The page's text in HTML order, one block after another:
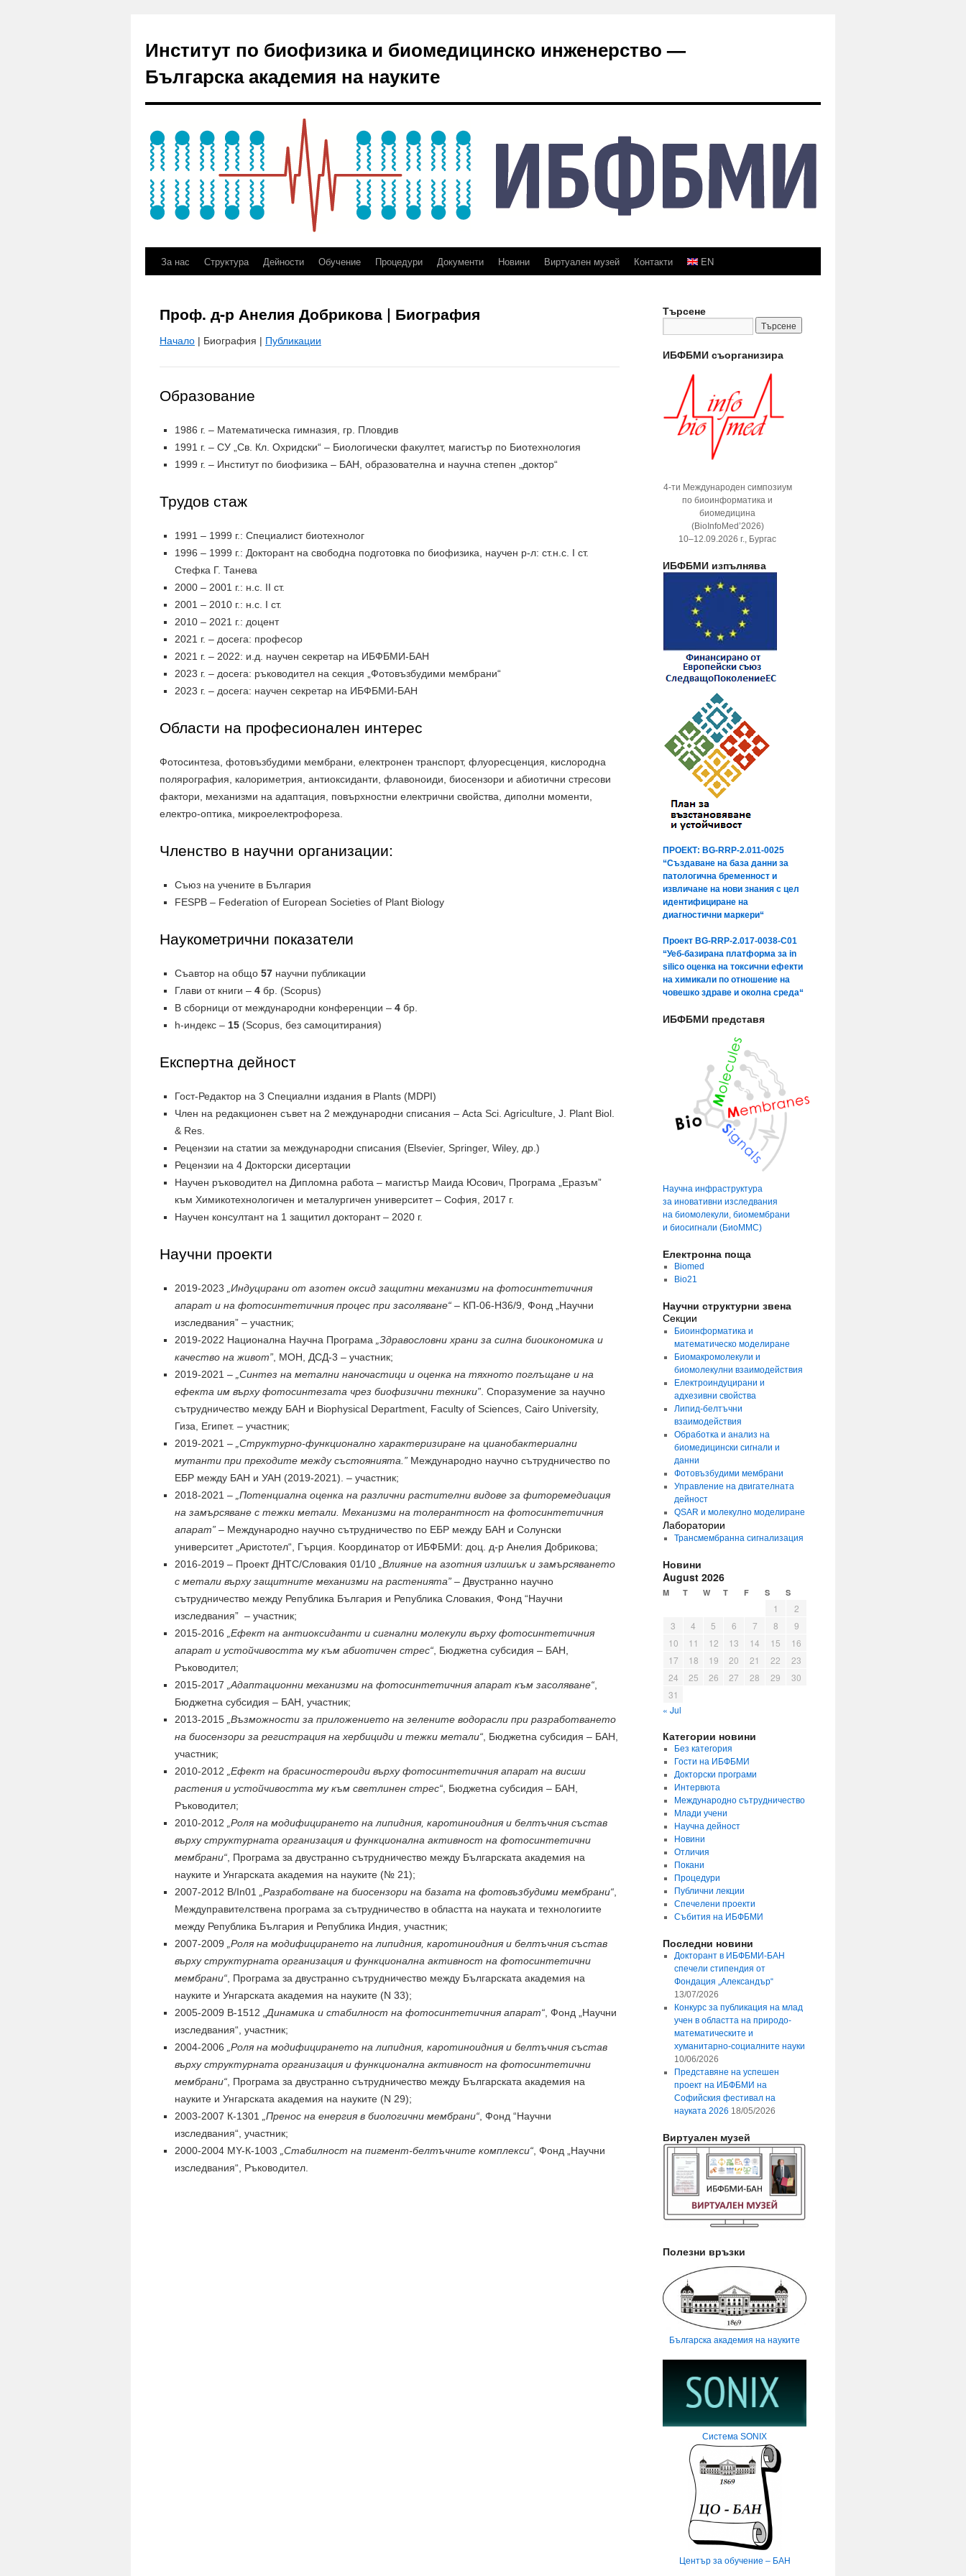
Институт по биофизика и биомедицинско инженерство —
Българска академия на науките
За нас Структура Дейности Обучение Процедури Документи Новини Виртуален музей Контакти EN
Проф. д-р Анелия Добрикова | Биография
Начало | Биография | Публикации
Образование
1986 г. – Математическа гимназия, гр. Пловдив
1991 г. – СУ „Св. Кл. Охридски“ – Биологически факултет, магистър по Биотехнология
1999 г. – Институт по биофизика – БАН, образователна и научна степен „доктор“
Трудов стаж
1991 – 1999 г.: Специалист биотехнолог
1996 – 1999 г.: Докторант на свободна подготовка по биофизика, научен р-л: ст.н.с. І ст.
Стефка Г. Танева
2000 – 2001 г.: н.с. ІІ ст.
2001 – 2010 г.: н.с. І ст.
2010 – 2021 г.: доцент
2021 г. – досега: професор
2021 г. – 2022: и.д. научен секретар на ИБФБМИ-БАН
2023 г. – досега: ръководител на секция „Фотовъзбудими мембрани“
2023 г. – досега: научен секретар на ИБФБМИ-БАН
Области на професионален интерес
Фотосинтеза, фотовъзбудими мембрани, електронен транспорт, флуоресценция, кислородна
полярография, калориметрия, антиоксиданти, флавоноиди, биосензори и абиотични стресови
фактори, механизми на адаптация, повърхностни електрични свойства, диполни моменти,
електро-оптика, микроелектрофореза.
Членство в научни организации:
Съюз на учените в България
FESPB – Federation of European Societies of Plant Biology
Наукометрични показатели
Съавтор на общо 57 научни публикации
Глави от книги – 4 бр. (Scopus)
В сборници от международни конференции – 4 бр.
h-индекс – 15 (Scopus, без самоцитирания)
Експертна дейност
Гост-Редактор на 3 Специални издания в Plants (MDPI)
Член на редакционен съвет на 2 международни списания – Acta Sci. Agriculture, J. Plant Biol.
& Res.
Рецензии на статии за международни списания (Elsevier, Springer, Wiley, др.)
Рецензии на 4 Докторски дисертации
Научен ръководител на Дипломна работа – магистър Маида Юсович, Програма „Еразъм”
към Химикотехнологичен и металургичен университет – София, 2017 г.
Научен консултант на 1 защитил докторант – 2020 г.
Научни проекти
2019-2023
„Индуцирани от азотен оксид защитни механизми на фотосинтетичния
апарат и на фотосинтетичния процес при засоляване“ – КП-06-Н36/9, Фонд „Научни
изследвания” – участник;
2019-2022 Национална Научна Програма
„Здравословни храни за силна биоикономика и
качество на живот” , МОН, ДСД-3 – участник;
2019-2021 – „Синтез на метални наночастици и оценка на тяхното поглъщане и на
ефекта им върху фотосинтезата чрез биофизични техники” . Споразумение за научно
сътрудничество между БАН и Biophysical Department, Faculty of Sciences, Cairo University,
Гиза, Египет. – участник;
2019-2021 – „Структурно-функционално характеризиране на цианобактериални
мутанти при преходите между състоянията.” Международно научно сътрудничество по
ЕБР между БАН и УАН (2019-2021). – участник;
2018-2021 – „Потенциална оценка на различни растителни видове за фиторемедиация
на замърсяване с тежки метали. Механизми на толерантност на фотосинтетичния
апарат” – Международно научно сътрудничество по ЕБР между БАН и Солунски
университет „Аристотел“, Гърция. Координатор от ИБФБМИ: доц. д-р Анелия Добрикова;
2016-2019 – Проект ДНТС/Словакия 01/10 „Влияние на азотния излишък и замърсяването
с метали върху защитните механизми на растенията” – Двустранно научно
сътрудничество между Република България и Република Словакия, Фонд “Научни
изследвания” – участник;
2015-2016
„Ефект на антиоксиданти и сигнални молекули върху фотосинтетичния
апарат и устойчивостта му към абиотичен стрес“ , Бюджетна субсидия – БАН,
Ръководител;
2015-2017
„Адаптационни механизми на фотосинтетичния апарат към засоляване“
Бюджетна субсидия – БАН, участник;
2013-2015 „Възможности за приложението на зелените водорасли при разработването
на биосензори за регистрация на хербициди и тежки метали“ , Бюджетна субсидия – БАН,
участник;
2010-2012
„Ефект на брасиностероиди върху фотосинтетичния апарат на висши
растения и устойчивостта му към светлинен стрес“ , Бюджетна субсидия – БАН,
Ръководител;
2010-2012
„Роля на модифицирането на липидния, каротиноидния и белтъчния състав
върху структурната организация и функционална активност на фотосинтетични
мембрани“ , Програма за двустранно сътрудничество между Българската академия на
науките и Унгарската академия на науките (№ 21);
2007-2012 B/In01
„Разработване на биосензори на базата на фотовъзбудими мембрани“
Междуправителствена програма за сътрудничество в областта на науката и технологиите
между Република България и Република Индия, участник;
2007-2009
„Роля на модифицирането на липидния, каротиноидния и белтъчния състав
върху структурната организация и функционална активност на фотосинтетични
мембрани“ , Програма за двустранно сътрудничество между Българската академия на
науките и Унгарската академия на науките (N 33);
2005-2009 B-1512
„Динамика и стабилност на фотосинтетичния апарат“ , Фонд „Научни
изследвания“, участник;
2004-2006
„Роля на модифицирането на липидния, каротиноидния и белтъчния състав
върху структурната организация и функционална активност на фотосинтетични
мембрани“ , Програма за двустранно сътрудничество между Българската академия на
науките и Унгарската академия на науките (N 29);
2003-2007 К-1301
„Пренос на енергия в биологични мембрани“ , Фонд “Научни
изследвания“, участник;
2000-2004 МY-К-1003
„Стабилност на пигмент-белтъчните комплекси“ , Фонд „Научни
изследвания“, Ръководител.
Търсене
ИБФБМИ съорганизира
4-ти Международен симпозиум
по биоинформатика и
биомедицина
(BioInfoMed’2026)
10–12.09.2026 г., Бургас
ИБФБМИ изпълнява
ПРОЕКТ: BG-RRP-2.011-0025
“Създаване на база данни за
патологична бременност и
извличане на нови знания с цел
идентифициране на
диагностични маркери“
Проект BG-RRP-2.017-0038-C01
“Уеб-базирана платформа за in
silico оценка на токсични ефекти
на химикали по отношение на
човешко здраве и околна среда“
ИБФБМИ представя
Научна инфраструктура
за иновативни изследвания
на биомолекули, биомембрани
и биосигнали (БиоММС)
Електронна поща
Biomed
Bio21
Научни структурни звена
Секции
Биоинформатика и
математическо моделиране
Биомакромолекули и
биомолекулни взаимодействия
Електроиндуцирани и
адхезивни свойства
Липид-белтъчни
взаимодействия
Обработка и анализ на
биомедицински сигнали и
данни
Фотовъзбудими мембрани
Управление на двигателната
дейност
QSAR и молекулно моделиране
Лаборатории
Трансмембранна сигнализация
Новини
August 2026
M T W T F S S
« Jul
1
2
3
4 5 6 7 8
9
10
11 12 13 14 15
16
17
18 19 20 21 22
23
24
25 26 27 28 29
30
31
Категории новини
Без категория
Гости на ИБФБМИ
Докторски програми
Интервюта
Международно сътрудничество
Млади учени
Научна дейност
Новини
Отличия
Покани
Процедури
Публични лекции
Спечелени проекти
Събития на ИБФБМИ
Последни новини
Докторант в ИБФБМИ-БАН
спечели стипендия от
Фондация „Александър“
13/07/2026
Конкурс за публикация на млад
учен в областта на природо-
математическите и
хуманитарно-социалните науки
10/06/2026
Представяне на успешен
проект на ИБФБМИ на
Софийския фестивал на
науката 2026 18/05/2026
Виртуален музей
Полезни връзки
Българска академия на науките
Система SONIX
Център за обучение – БАН